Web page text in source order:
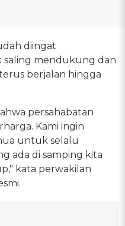
diingat
mendukung dan
berjalan hingga
persahabatan
Kami ingin
untuk selalu
ada di samping kita
kata perwakilan